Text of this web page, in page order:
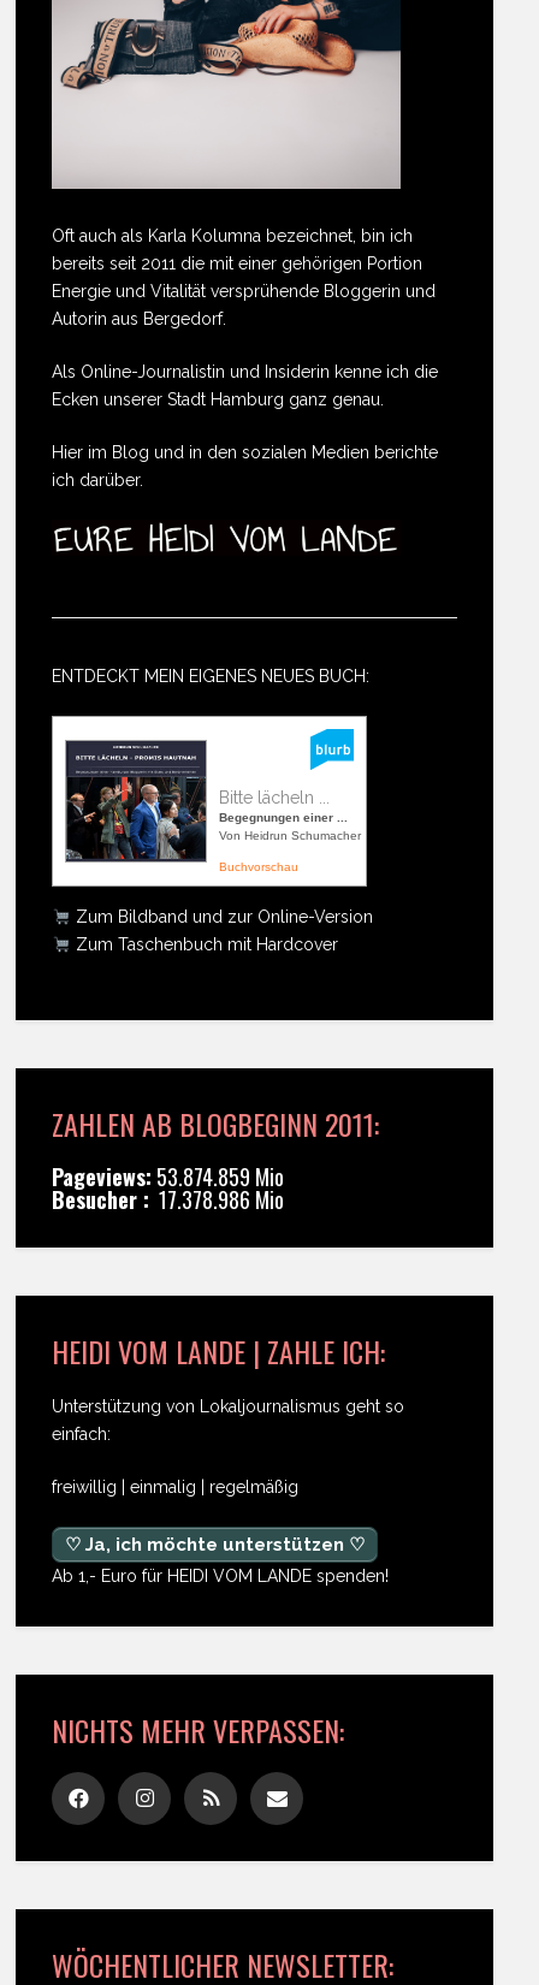
Oft auch als Karla Kolumna bezeichnet, bin ich
bereits seit 2011 die mit einer gehörigen Portion
Energie und Vitalität versprühende Bloggerin und
Autorin aus Bergedorf.
Als Online-Journalistin und Insiderin kenne ich die
Ecken unserer Stadt Hamburg ganz genau.
Hier im Blog und in den sozialen Medien berichte
ich darüber.
ENTDECKT MEIN EIGENES NEUES BUCH:
Bitte lächeln ...
Begegnungen einer ...
Von Heidrun Schumacher
Buchvorschau
Zum Bildband und zur Online-Version
Zum Taschenbuch mit Hardcover
ZAHLEN AB BLOGBEGINN 2011:
Pageviews: 53.874.859 Mio
Besucher : 17.378.986 Mio
HEIDI VOM LANDE | ZAHLE ICH:
Unterstützung von Lokaljournalismus geht so
einfach:
freiwillig | einmalig | regelmäßig
♡ Ja, ich möchte unterstützen ♡
Ab 1,- Euro für HEIDI VOM LANDE spenden!
NICHTS MEHR VERPASSEN:
WÖCHENTLICHER NEWSLETTER: